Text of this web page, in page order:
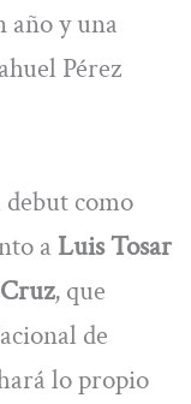
año y una
Pérez
como
a Luis Tosar
, que
de
lo propio